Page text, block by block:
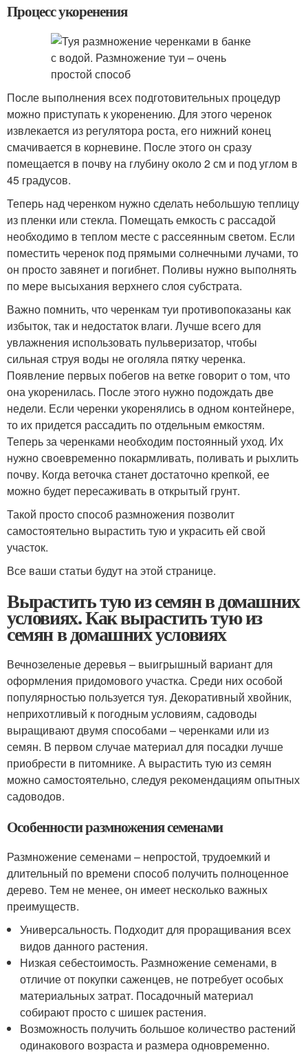
Процесс укоренения
После выполнения всех подготовительных процедур
можно приступать к укоренению. Для этого черенок
извлекается из регулятора роста, его нижний конец
смачивается в корневине. После этого он сразу
помещается в почву на глубину около 2 см и под углом в
45 градусов.
Теперь над черенком нужно сделать небольшую теплицу
из пленки или стекла. Помещать емкость с рассадой
необходимо в теплом месте с рассеянным светом. Если
поместить черенок под прямыми солнечными лучами, то
он просто завянет и погибнет. Поливы нужно выполнять
по мере высыхания верхнего слоя субстрата.
Важно помнить, что черенкам туи противопоказаны как
избыток, так и недостаток влаги. Лучше всего для
увлажнения использовать пульверизатор, чтобы
сильная струя воды не оголяла пятку черенка.
Появление первых побегов на ветке говорит о том, что
она укоренилась. После этого нужно подождать две
недели. Если черенки укоренялись в одном контейнере,
то их придется рассадить по отдельным емкостям.
Теперь за черенками необходим постоянный уход. Их
нужно своевременно покармливать, поливать и рыхлить
почву. Когда веточка станет достаточно крепкой, ее
можно будет пересаживать в открытый грунт.
Такой просто способ размножения позволит
самостоятельно вырастить тую и украсить ей свой
участок.
Все ваши статьи будут на этой странице.
Вырастить тую из семян в домашних
условиях. Как вырастить тую из
семян в домашних условиях
Вечнозеленые деревья – выигрышный вариант для
оформления придомового участка. Среди них особой
популярностью пользуется туя. Декоративный хвойник,
неприхотливый к погодным условиям, садоводы
выращивают двумя способами – черенками или из
семян. В первом случае материал для посадки лучше
приобрести в питомнике. А вырастить тую из семян
можно самостоятельно, следуя рекомендациям опытных
садоводов.
Особенности размножения семенами
Размножение семенами – непростой, трудоемкий и
длительный по времени способ получить полноценное
дерево. Тем не менее, он имеет несколько важных
преимуществ.
Универсальность. Подходит для проращивания всех
видов данного растения.
Низкая себестоимость. Размножение семенами, в
отличие от покупки саженцев, не потребует особых
материальных затрат. Посадочный материал
собирают просто с шишек растения.
Возможность получить большое количество растений
одинакового возраста и размера одновременно.